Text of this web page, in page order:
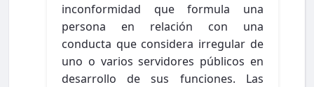
inconformidad que formula una
persona en relación con una
conducta que considera irregular de
uno o varios servidores públicos en
desarrollo de sus funciones. Las